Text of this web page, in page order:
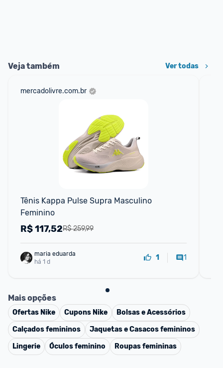
Veja também Ver todas
mercadolivre.com.br
Tênis Kappa Pulse Supra Masculino
Feminino
R$ 259,99
R$117,52
maria eduarda
há 1 d
1 1
Mais opções
Ofertas Nike Cupons Nike
Bolsas e Acessórios
Calçados femininos
Jaquetas e Casacos femininos
Lingerie
Óculos feminino Roupas femininas